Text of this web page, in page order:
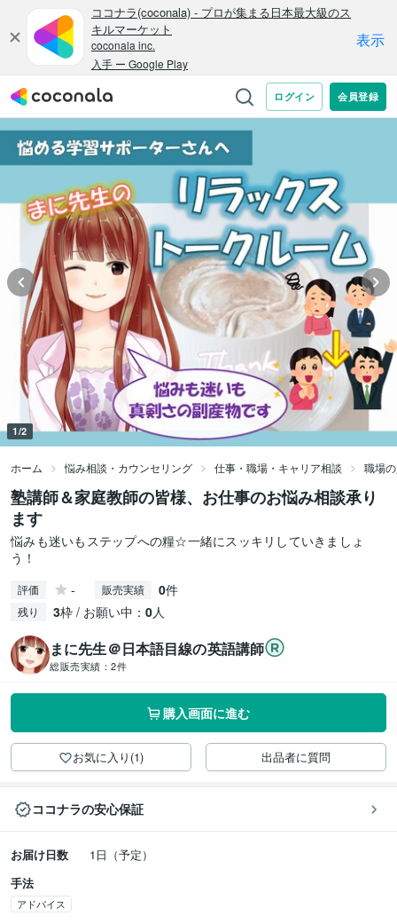
1/2
ホーム 悩み相談・カウンセリング 仕事・職場・キャリア相談 職場
塾講師＆家庭教師の皆様、お仕事のお悩み相談承り
ます
悩みも迷いもステップへの糧☆一緒にスッキリしていきましょ
う！
評価 - 販売実績 0件
残り 3枠 / お願い中： 0人
まに先生＠日本語目線の英語講師
総販売実績： 2件
購入画面に進む
お気に入り(1) 出品者に質問
ココナラの安心保証
お届け日数
1日（予定）
手法
アドバイス